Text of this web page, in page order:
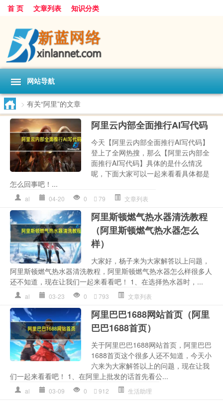
首 页 文章列表 知识分类
网站导航
> 有关“阿里”的文章
阿里云内部全面推行AI写代码
今天【阿里云内部全面推行AI写代码】
登上了全网热搜，那么【阿里云内部全
面推行AI写代码】具体的是什么情况
呢，下面大家可以一起来看看具体都是
怎么回事吧！...
al 04-20 0 79 文章列表
阿里斯顿燃气热水器清洗教程
（阿里斯顿燃气热水器怎么
样）
大家好，杨子来为大家解答以上问题，
阿里斯顿燃气热水器清洗教程，阿里斯顿燃气热水器怎么样很多人
还不知道，现在让我们一起来看看吧！ 1、在选择热水器时，...
al 03-23 0 793 文章列表
阿里巴巴1688网站首页（阿里
巴巴1688首页）
关于阿里巴巴1688网站首页，阿里巴巴
1688首页这个很多人还不知道，今天小
六来为大家解答以上的问题，现在让我
们一起来看看吧！ 1、在阿里上批发的话首先看公...
al 03-09 0 912 生活助理